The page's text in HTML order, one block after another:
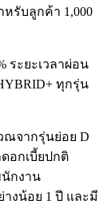
หรับลูกค้า 1,000
ระยะเวลาผ่อน
ทุกรุ่น
ณจากรุ่นย่อย D
อกเบี้ยปกติ
นักงาน
งน้อย 1 ปี และมี